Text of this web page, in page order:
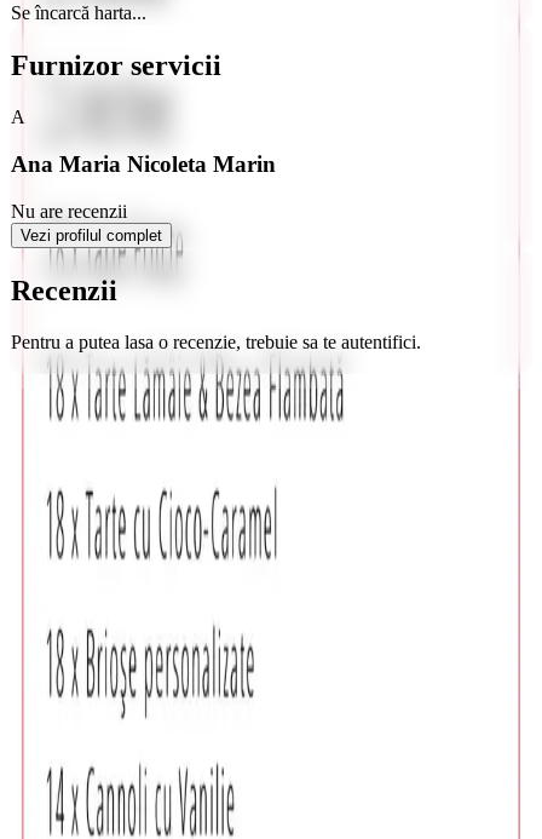
Se încarcă harta...
Furnizor servicii
A
Ana Maria Nicoleta Marin
Nu are recenzii
Vezi profilul complet
Recenzii
Pentru a putea lasa o recenzie, trebuie sa te autentifici.
Orice poveste începe cu un loc
Urmărește-ne
Contact
Timișoara, România